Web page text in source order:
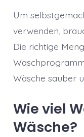
Um
verwenden,
Die richtige
Wäsche sauber
Wie viel
Wäsche?